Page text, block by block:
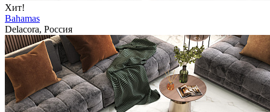
Хит!
Bahamas
Delacora, Россия